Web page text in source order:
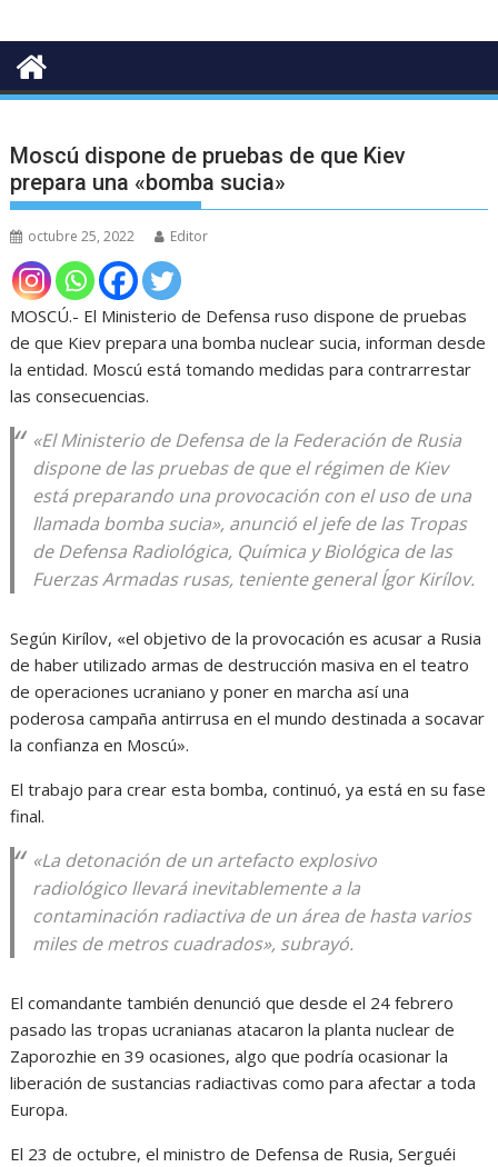
Moscú dispone de pruebas de que Kiev
prepara una «bomba sucia»
octubre 25, 2022 Editor
MOSCÚ.- El Ministerio de Defensa ruso dispone de pruebas
de que Kiev prepara una bomba nuclear sucia, informan desde
la entidad. Moscú está tomando medidas para contrarrestar
las consecuencias.
«El Ministerio de Defensa de la Federación de Rusia
dispone de las pruebas de que el régimen de Kiev
está preparando una provocación con el uso de una
llamada bomba sucia», anunció el jefe de las Tropas
de Defensa Radiológica, Química y Biológica de las
Fuerzas Armadas rusas, teniente general Ígor Kirílov.
Según Kirílov, «el objetivo de la provocación es acusar a Rusia
de haber utilizado armas de destrucción masiva en el teatro
de operaciones ucraniano y poner en marcha así una
poderosa campaña antirrusa en el mundo destinada a socavar
la confianza en Moscú».
El trabajo para crear esta bomba, continuó, ya está en su fase
final.
«La detonación de un artefacto explosivo
radiológico llevará inevitablemente a la
contaminación radiactiva de un área de hasta varios
miles de metros cuadrados», subrayó.
El comandante también denunció que desde el 24 febrero
pasado las tropas ucranianas atacaron la planta nuclear de
Zaporozhie en 39 ocasiones, algo que podría ocasionar la
liberación de sustancias radiactivas como para afectar a toda
Europa.
El 23 de octubre, el ministro de Defensa de Rusia, Serguéi